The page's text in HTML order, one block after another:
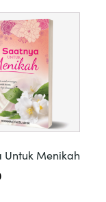
Untuk Menikah